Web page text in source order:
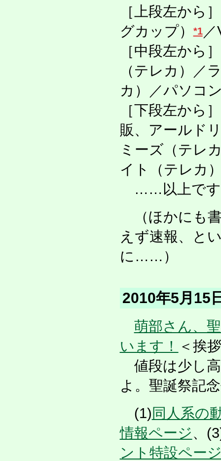
［上段左から
グカップ）
*1／
［中段左から
（テレカ）／
カ）／パソコ
［下段左から
販、アールド
ミーズ（テレ
イト（テレカ
……以上です
（ほかにも
えず速報、と
に……）
2010年5月15
萌部さん、
います！
＜挨拶
値段は少し
よ。聖誕祭記
(1)同人系の
情報ページ、
ント特設ペー